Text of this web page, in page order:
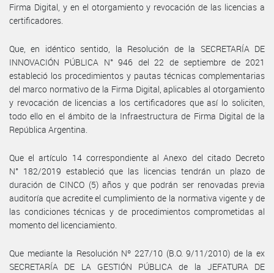
Firma Digital, y en el otorgamiento y revocación de las licencias a
certificadores.
Que, en idéntico sentido, la Resolución de la SECRETARÍA DE
INNOVACIÓN PÚBLICA N° 946 del 22 de septiembre de 2021
estableció los procedimientos y pautas técnicas complementarias
del marco normativo de la Firma Digital, aplicables al otorgamiento
y revocación de licencias a los certificadores que así lo soliciten,
todo ello en el ámbito de la Infraestructura de Firma Digital de la
República Argentina.
Que el artículo 14 correspondiente al Anexo del citado Decreto
N° 182/2019 estableció que las licencias tendrán un plazo de
duración de CINCO (5) años y que podrán ser renovadas previa
auditoría que acredite el cumplimiento de la normativa vigente y de
las condiciones técnicas y de procedimientos comprometidas al
momento del licenciamiento.
Que mediante la Resolución Nº 227/10 (B.O. 9/11/2010) de la ex
SECRETARÍA DE LA GESTIÓN PÚBLICA de la JEFATURA DE